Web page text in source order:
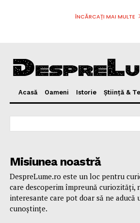
ÎNCĂRCAȚI MAI MULTE
Acasă Oameni Istorie Ştiinţă &
Misiunea noastră
DespreLume.ro este un loc pentru
care descoperim împreună
interesante care pot doar să ne aducă
cunoştinţe.